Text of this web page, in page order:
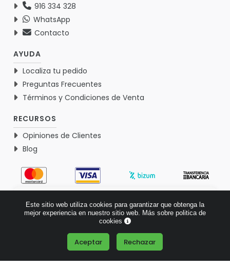
916 334 328
WhatsApp
Contacto
AYUDA
Localiza tu pedido
Preguntas Frecuentes
Términos y Condiciones de Venta
RECURSOS
Opiniones de Clientes
Blog
Basado en 1765 opiniones >
Este sitio web utiliza cookies para garantizar que obtenga la
mejor experiencia en nuestro sitio web. Más sobre politica de
cookies
Aceptar Rechazar